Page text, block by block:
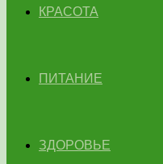
КРАСОТА
ПИТАНИЕ
ЗДОРОВЬЕ